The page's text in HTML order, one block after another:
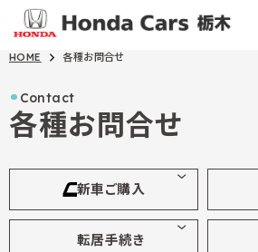
HOME 各種お問合せ
Contact
各種お問合せ
新車ご購入
転居手続き